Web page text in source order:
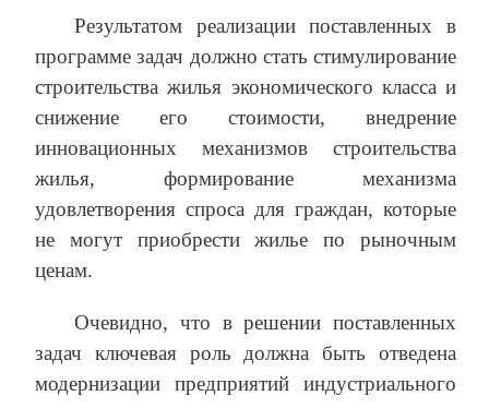
Результатом реализации поставленных в
программе задач должно стать стимулирование
строительства жилья экономического класса и
снижение его стоимости, внедрение
инновационных механизмов строительства
жилья, формирование механизма
удовлетворения спроса для граждан, которые
не могут приобрести жилье по рыночным
ценам.
Очевидно, что в решении поставленных
задач ключевая роль должна быть отведена
модернизации предприятий индустриального